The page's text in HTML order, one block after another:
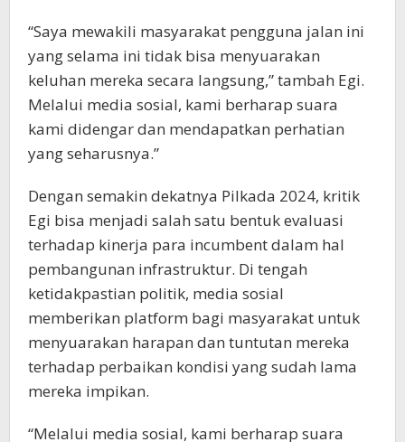
“Saya mewakili masyarakat pengguna jalan ini
yang selama ini tidak bisa menyuarakan
keluhan mereka secara langsung,” tambah Egi.
Melalui media sosial, kami berharap suara
kami didengar dan mendapatkan perhatian
yang seharusnya.”
Dengan semakin dekatnya Pilkada 2024, kritik
Egi bisa menjadi salah satu bentuk evaluasi
terhadap kinerja para incumbent dalam hal
pembangunan infrastruktur. Di tengah
ketidakpastian politik, media sosial
memberikan platform bagi masyarakat untuk
menyuarakan harapan dan tuntutan mereka
terhadap perbaikan kondisi yang sudah lama
mereka impikan.
“Melalui media sosial, kami berharap suara